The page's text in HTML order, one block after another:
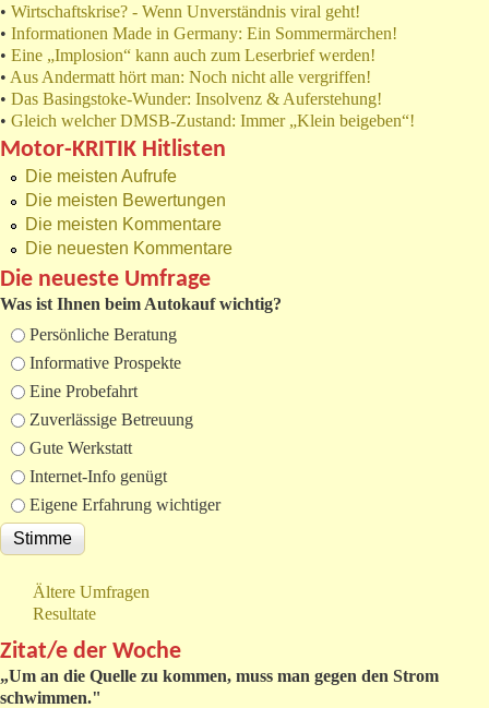
• Wirtschaftskrise? - Wenn Unverständnis viral geht!
• Informationen Made in Germany: Ein Sommermärchen!
• Eine „Implosion“ kann auch zum Leserbrief werden!
• Aus Andermatt hört man: Noch nicht alle vergriffen!
• Das Basingstoke-Wunder: Insolvenz & Auferstehung!
• Gleich welcher DMSB-Zustand: Immer „Klein beigeben“!
Motor-KRITIK Hitlisten
Die meisten Aufrufe
Die meisten Bewertungen
Die meisten Kommentare
Die neuesten Kommentare
Die neueste Umfrage
Was ist Ihnen beim Autokauf wichtig?
Auswahlmöglichkeiten
Persönliche Beratung
Informative Prospekte
Eine Probefahrt
Zuverlässige Betreuung
Gute Werkstatt
Internet-Info genügt
Eigene Erfahrung wichtiger
Ältere Umfragen
Resultate
Zitat/e der Woche
„Um an die Quelle zu kommen, muss man gegen den Strom
schwimmen."